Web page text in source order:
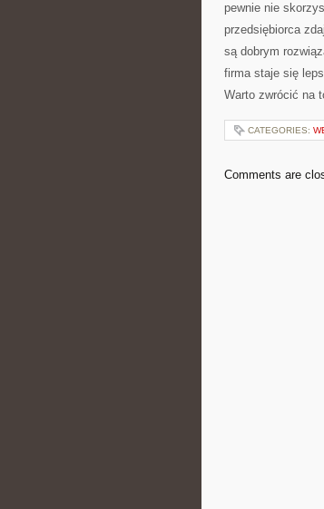
pewnie nie
przedsiębiorca
są dobrym
firma staje się
Warto zwrócić na
CATEGORIES:
Comments are